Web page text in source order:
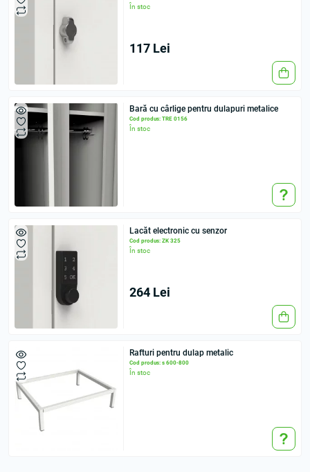
În stoc
117 Lei
Bară cu cârlige pentru dulapuri metalice
Cod produs: TRE 0156
În stoc
Lacăt electronic cu senzor
Cod produs: ZK 325
În stoc
264 Lei
Rafturi pentru dulap metalic
Cod produs: s 600-800
În stoc